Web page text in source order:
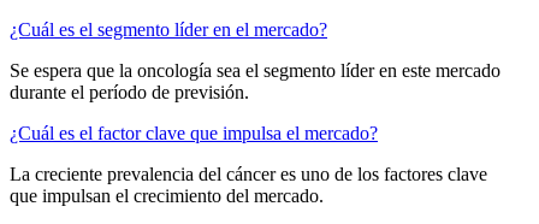
¿Cuál es el segmento líder en el mercado?
Se espera que la oncología sea el segmento líder en este mercado
durante el período de previsión.
¿Cuál es el factor clave que impulsa el mercado?
La creciente prevalencia del cáncer es uno de los factores clave
que impulsan el crecimiento del mercado.